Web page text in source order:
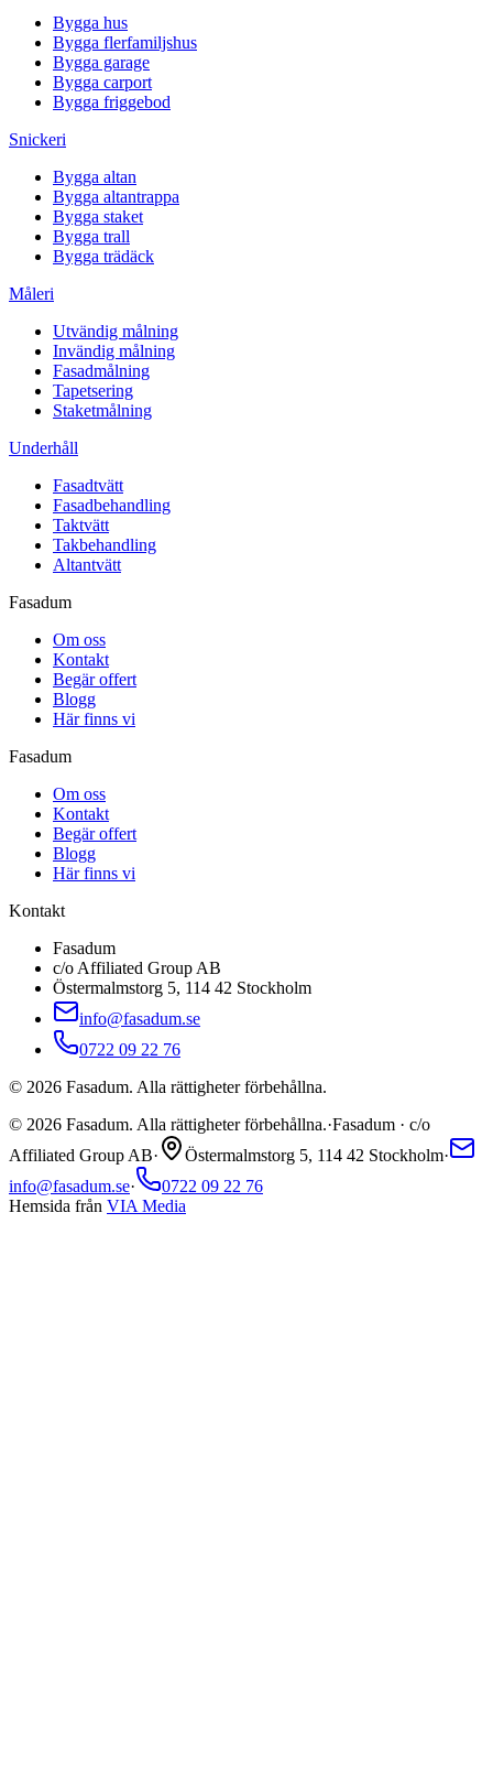
Bygga hus
Bygga flerfamiljshus
Bygga garage
Bygga carport
Bygga friggebod
Snickeri
Bygga altan
Bygga altantrappa
Bygga staket
Bygga trall
Bygga trädäck
Måleri
Utvändig målning
Invändig målning
Fasadmålning
Tapetsering
Staketmålning
Underhåll
Fasadtvätt
Fasadbehandling
Taktvätt
Takbehandling
Altantvätt
Fasadum
Om oss
Kontakt
Begär offert
Blogg
Här finns vi
Fasadum
Om oss
Kontakt
Begär offert
Blogg
Här finns vi
Kontakt
Fasadum
c/o Affiliated Group AB
Östermalmstorg 5, 114 42 Stockholm
info@fasadum.se
0722 09 22 76
© 2026 Fasadum. Alla rättigheter förbehållna.
© 2026 Fasadum. Alla rättigheter förbehållna.·Fasadum · c/o
Affiliated Group AB· Östermalmstorg 5, 114 42 Stockholm·
info@fasadum.se·
0722 09 22 76
Hemsida från VIA Media